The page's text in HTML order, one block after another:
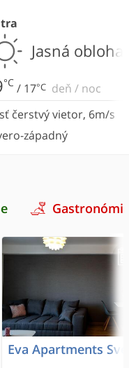
Jasná obloha
°C / 17°C deň / noc
čerstvý vietor, 6m/s
západný
Eva Apartments